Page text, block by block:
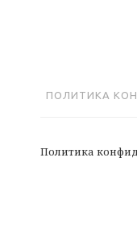
ПОЛИТИКА
Политика